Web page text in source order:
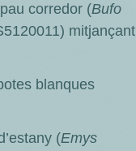
corredor (Bufo
mitjançant
blanques
(Emys